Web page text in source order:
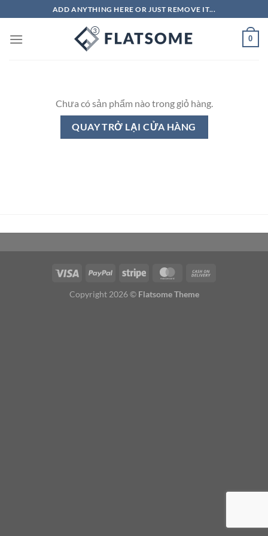
qua
nội
ADD ANYTHING HERE OR JUST REMOVE IT...
0
Chưa có sản phẩm nào trong giỏ hàng.
QUAY TRỞ LẠI CỬA HÀNG
Copyright 2026 © Flatsome Theme